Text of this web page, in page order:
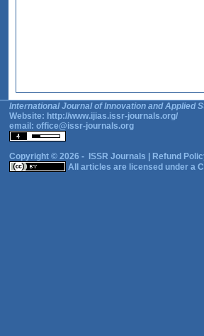
International Journal of Innovation and Applied
Website: http://www.ijias.issr-journals.org/
email: office@issr-journals.org
Copyright © 2026 - ISSR Journals
Refund
All articles are licensed under a